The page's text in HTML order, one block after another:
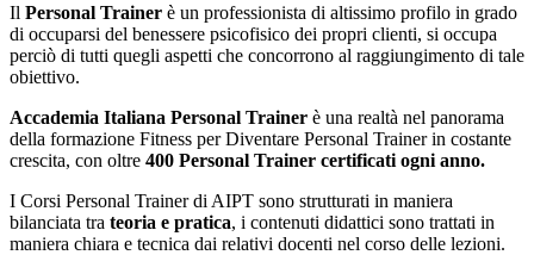
Il Personal Trainer è un professionista di altissimo profilo in grado
di occuparsi del benessere psicofisico dei propri clienti, si occupa
perciò di tutti quegli aspetti che concorrono al raggiungimento di tale
obiettivo.
Accademia Italiana Personal Trainer è una realtà nel panorama
della formazione Fitness per Diventare Personal Trainer in costante
crescita, con oltre 400 Personal Trainer certificati ogni anno.
I Corsi Personal Trainer di AIPT sono strutturati in maniera
bilanciata tra teoria e pratica, i contenuti didattici sono trattati in
maniera chiara e tecnica dai relativi docenti nel corso delle lezioni.